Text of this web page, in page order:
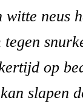
witte neus
op
slapen